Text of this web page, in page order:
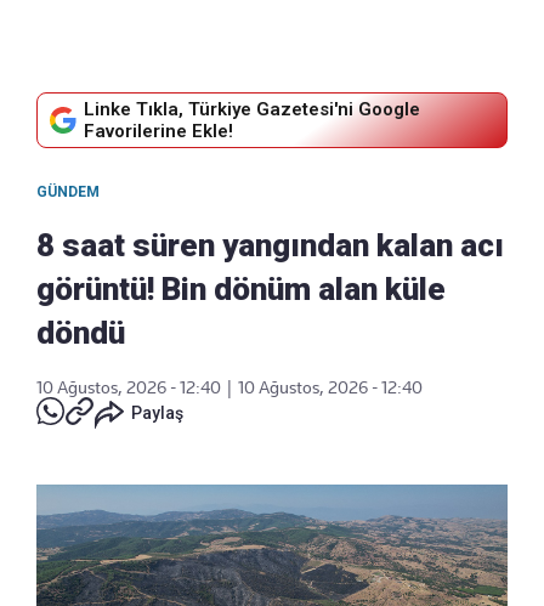
Linke Tıkla, Türkiye Gazetesi'ni Google
Favorilerine Ekle!
GÜNDEM
8 saat süren yangından kalan acı
görüntü! Bin dönüm alan küle
döndü
10 Ağustos, 2026 - 12:40
10 Ağustos, 2026 - 12:40
Paylaş